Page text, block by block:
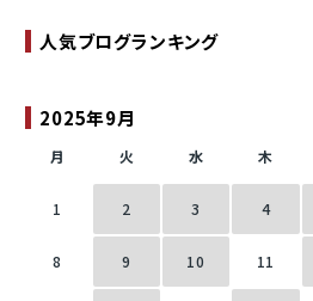
2025年9月
月 火 水 木
1 2 3 4
8 9 10 11
人気ブログランキング